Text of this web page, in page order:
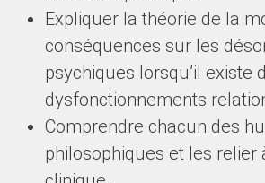
Expliquer la théorie de la
conséquences sur les
psychiques lorsqu’il existe
dysfonctionnements
Comprendre chacun des
philosophiques et les relier